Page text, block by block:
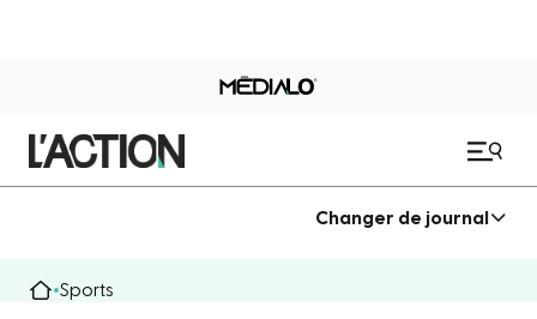
Changer de journal
Sports